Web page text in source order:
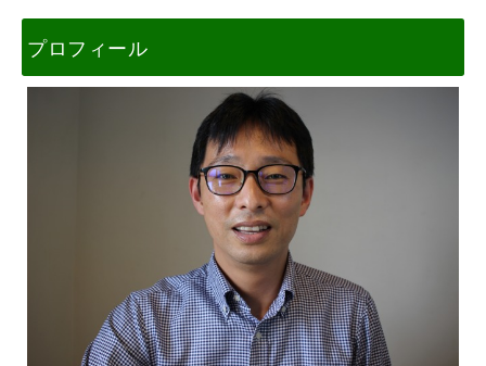
プロフィール